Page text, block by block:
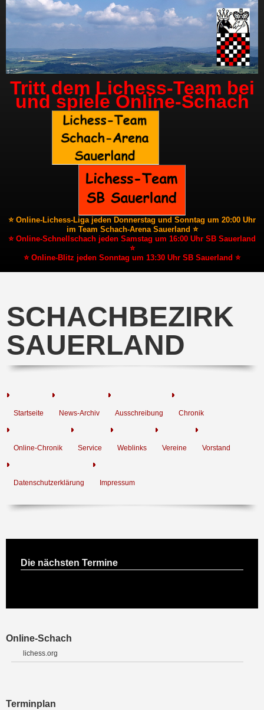
Tritt dem Lichess-Team bei
und spiele Online-Schach
⭐ Online-Lichess-Liga jeden Donnerstag und Sonntag um 20:00 Uhr
im Team Schach-Arena Sauerland ⭐
⭐ Online-Schnellschach jeden Samstag um 16:00 Uhr SB Sauerland
⭐
⭐ Online-Blitz jeden Sonntag um 13:30 Uhr SB Sauerland ⭐
SCHACHBEZIRK
SAUERLAND
Startseite News-Archiv Ausschreibung Chronik
Online-Chronik Service Weblinks Vereine Vorstand
Datenschutzerklärung Impressum
Die nächsten Termine
Online-Schach
lichess.org
Terminplan